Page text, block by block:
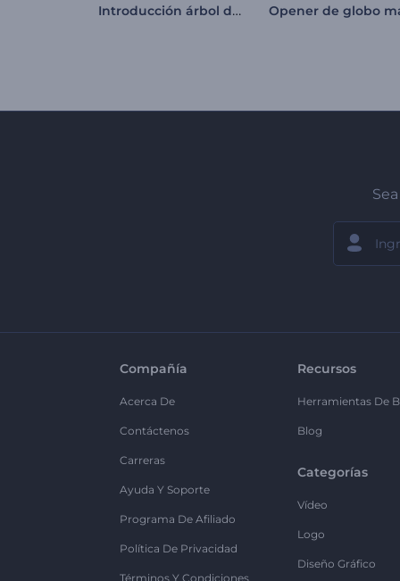
Introducción árbol de partículas brillantes
Compañía
Acerca De
Contáctenos
Carreras
Ayuda Y Soporte
Programa De Afiliado
Política De Privacidad
Términos Y Condiciones
Recursos
Herramientas De
Blog
Categorías
Vídeo
Logo
Diseño Gráfico